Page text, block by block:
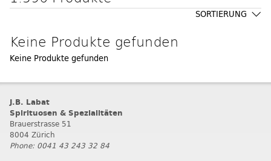
SORTIERUNG
Keine Produkte gefunden
Keine Produkte gefunden
J.B. Labat
Spirituosen & Spezialitäten
Brauerstrasse 51
8004 Zürich
Phone: 0041 43 243 32 84